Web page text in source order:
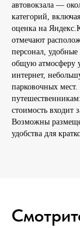
автовокзала —
категорий,
оценка на
отмечают
персонал,
общую атмосферу
интернет,
парковочных
стоимость входит
Возможны
удобства для